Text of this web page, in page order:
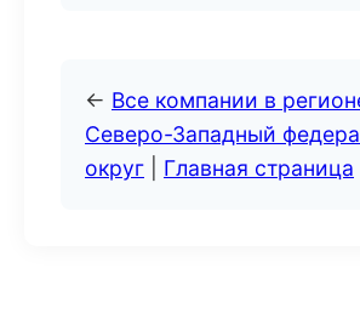
← Все компании в
Северо-Западный
округ
Главная страница